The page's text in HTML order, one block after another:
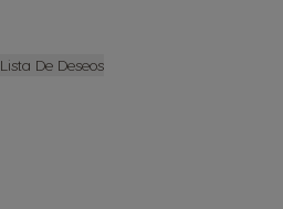
Lista De Deseos
Lista De Deseos